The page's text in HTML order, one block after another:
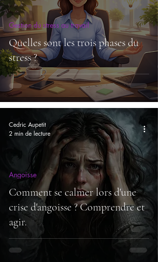
Quelles sont les trois phases du
stress ?
Gestion du stress au travail
Comment se calmer lors d'une
crise d'angoisse ? Comprendre et
agir.
Angoisse
Cedric Aupetit
2 min de lecture